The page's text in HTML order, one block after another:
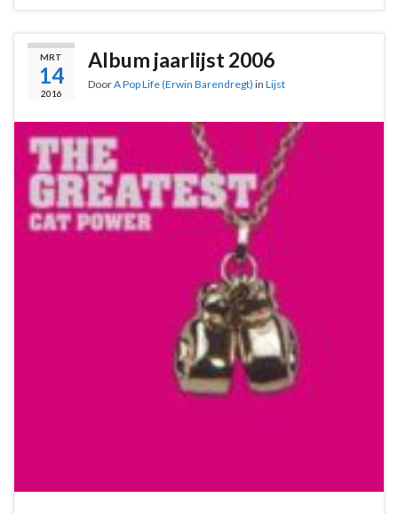
MRT
14
2016
Album jaarlijst 2006
DoorA Pop Life (Erwin Barendregt) in Lijst